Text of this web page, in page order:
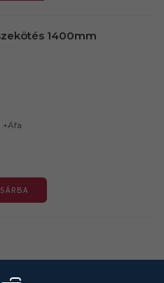
1400mm
+Áfa